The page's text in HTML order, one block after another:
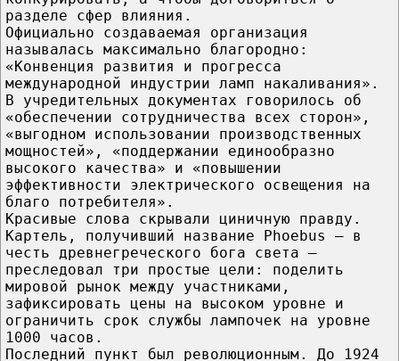
разделе сфер влияния.
Официально создаваемая организация
называлась максимально благородно:
«Конвенция развития и прогресса
международной индустрии ламп накаливания».
В учредительных документах говорилось об
«обеспечении сотрудничества всех сторон»,
«выгодном использовании производственных
мощностей», «поддержании единообразно
высокого качества» и «повышении
эффективности электрического освещения на
благо потребителя».
Красивые слова скрывали циничную правду.
Картель, получивший название Phoebus — в
честь древнегреческого бога света —
преследовал три простые цели: поделить
мировой рынок между участниками,
зафиксировать цены на высоком уровне и
ограничить срок службы лампочек на уровне
1000 часов.
Последний пункт был революционным. До 1924